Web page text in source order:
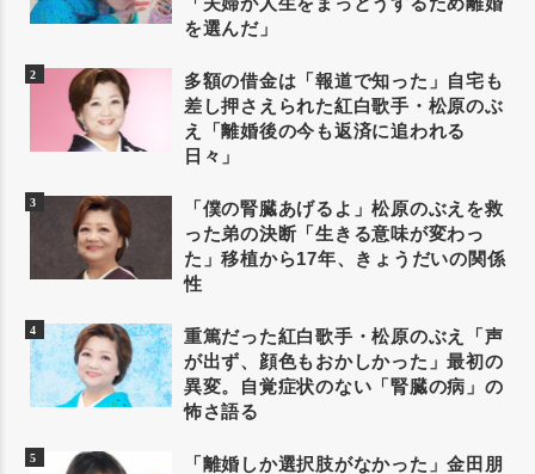
を選んだ」
多額の借金は「報道で知った」自宅も
差し押さえられた紅白歌手・松原のぶ
え「離婚後の今も返済に追われる
日々」
「僕の腎臓あげるよ」松原のぶえを救
った弟の決断「生きる意味が変わっ
た」移植から17年、きょうだいの関係
性
重篤だった紅白歌手・松原のぶえ「声
が出ず、顔色もおかしかった」最初の
異変。自覚症状のない「腎臓の病」の
怖さ語る
「離婚しか選択肢がなかった」金田朋